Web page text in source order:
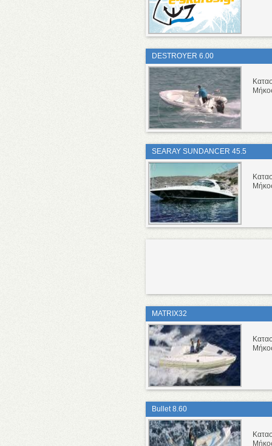
DESTROYER 6.00
SEARAY SUNDANCER 45.5
MATRIX32
Bullet 8.60